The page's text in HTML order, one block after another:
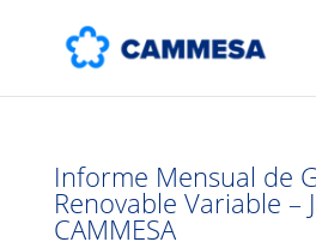
Informe Mensual de
Renovable Variable –
CAMMESA